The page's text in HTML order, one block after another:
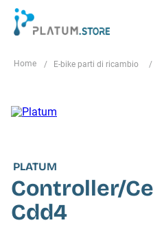
E-bike parti di ricambio
PLATUM
Controller/
Cdd4